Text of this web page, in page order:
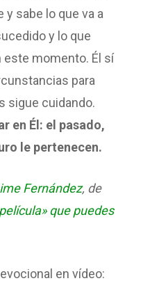
sabe lo que va a
y lo que
momento. Él sí
para
sigue cuidando.
en Él: el pasado,
le pertenecen.
Fernández, de
que puedes
en vídeo: